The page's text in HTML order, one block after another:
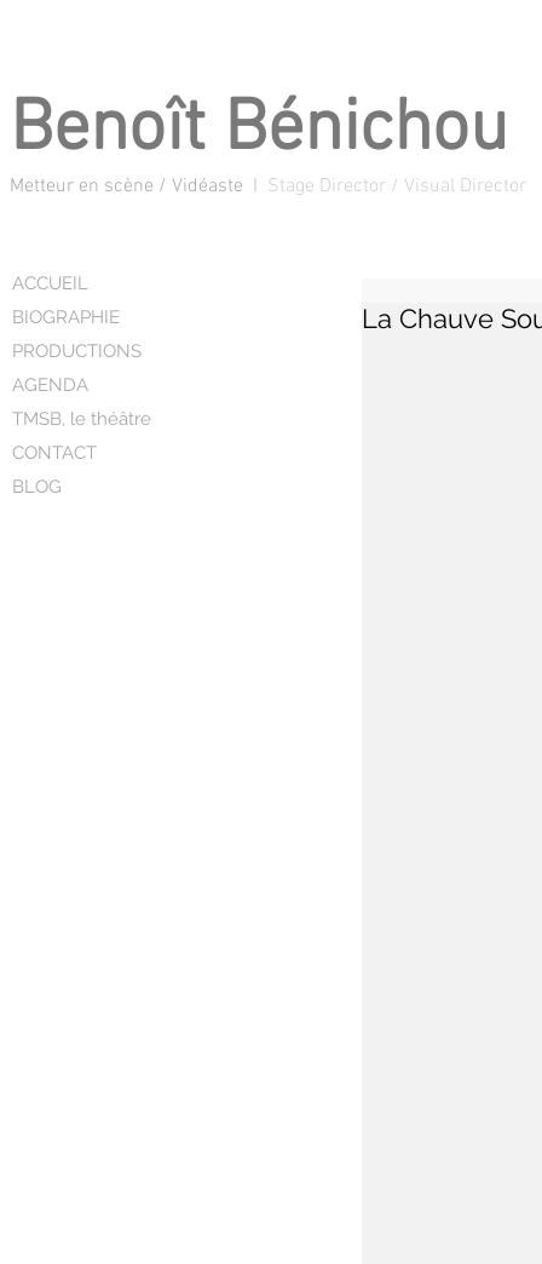
Benoît Bénichou
Metteur en scène / Vidéaste I Stage Director / Visual Director
La Chauve
ACCUEIL
BIOGRAPHIE
PRODUCTIONS
AGENDA
TMSB, le théâtre
CONTACT
BLOG